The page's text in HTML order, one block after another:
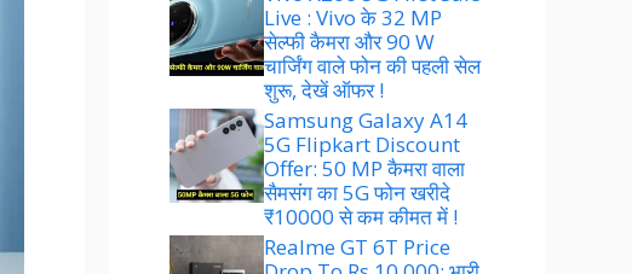
Live : Vivo के 32 MP
सेल्फी कैमरा और 90 W
चार्जिंग वाले फोन की पहली सेल
शुरू, देखें ऑफर !
Samsung Galaxy A14
5G Flipkart Discount
Offer: 50 MP कैमरा वाला
सैमसंग का 5G फोन खरीदे
₹10000 से कम कीमत में !
Realme GT 6T Price